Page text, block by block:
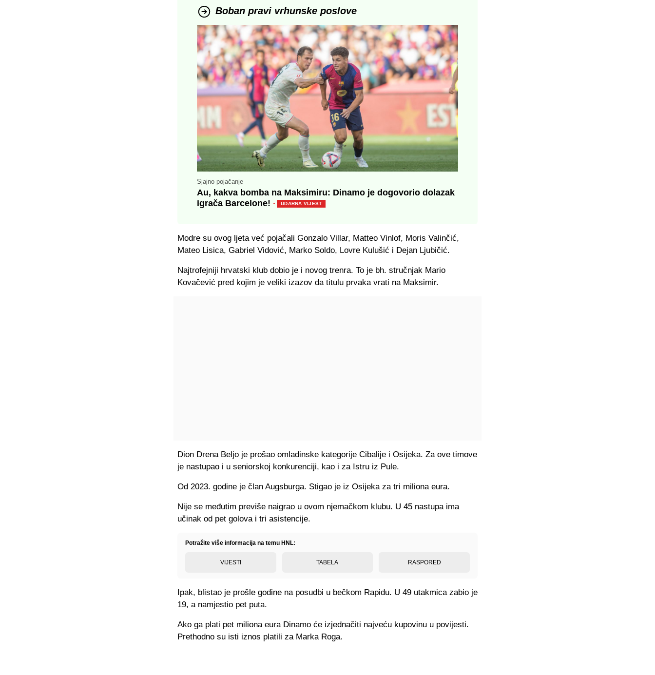
Boban pravi vrhunske poslove
Sjajno pojačanje
Au, kakva bomba na Maksimiru: Dinamo je dogovorio dolazak
igrača Barcelone! · UDARNA VIJEST
Modre su ovog ljeta već pojačali Gonzalo Villar, Matteo Vinlof, Moris Valinčić,
Mateo Lisica, Gabriel Vidović, Marko Soldo, Lovre Kulušić i Dejan Ljubičić.
Najtrofejniji hrvatski klub dobio je i novog trenra. To je bh. stručnjak Mario
Kovačević pred kojim je veliki izazov da titulu prvaka vrati na Maksimir.
Dion Drena Beljo je prošao omladinske kategorije Cibalije i Osijeka. Za ove timove
je nastupao i u seniorskoj konkurenciji, kao i za Istru iz Pule.
Od 2023. godine je član Augsburga. Stigao je iz Osijeka za tri miliona eura.
Nije se međutim previše naigrao u ovom njemačkom klubu. U 45 nastupa ima
učinak od pet golova i tri asistencije.
Potražite više informacija na temu HNL:
VIJESTI TABELA RASPORED
Ipak, blistao je prošle godine na posudbi u bečkom Rapidu. U 49 utakmica zabio je
19, a namjestio pet puta.
Ako ga plati pet miliona eura Dinamo će izjednačiti najveću kupovinu u povijesti.
Prethodno su isti iznos platili za Marka Roga.